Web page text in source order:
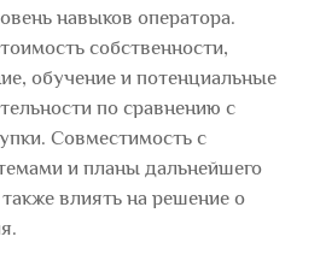
навыков оператора.
собственности,
обучение и потенциальные
по сравнению с
Совместимость с
и планы дальнейшего
влиять на решение о